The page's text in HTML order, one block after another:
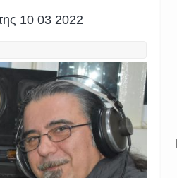
10 03 2022